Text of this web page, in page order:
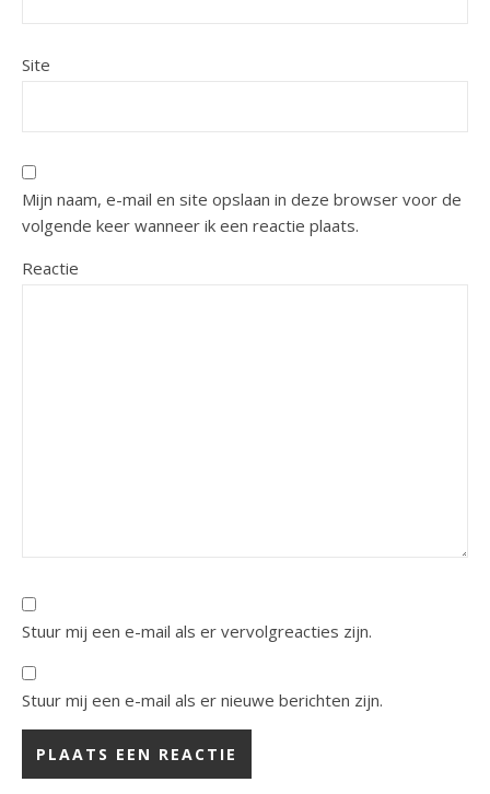
Site
Mijn naam, e-mail en site opslaan in deze browser voor de
volgende keer wanneer ik een reactie plaats.
Reactie
Stuur mij een e-mail als er vervolgreacties zijn.
Stuur mij een e-mail als er nieuwe berichten zijn.